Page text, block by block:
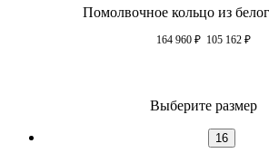
Помолвочное кольцо из
164 960 ₽ 105 162 ₽
Выберите размер
16